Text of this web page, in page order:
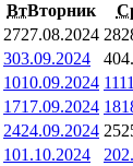
ВтВторник
2727.08.2024 28
303.09.2024 4
1010.09.2024 11
1717.09.2024 18
2424.09.2024 25
101.10.2024 2